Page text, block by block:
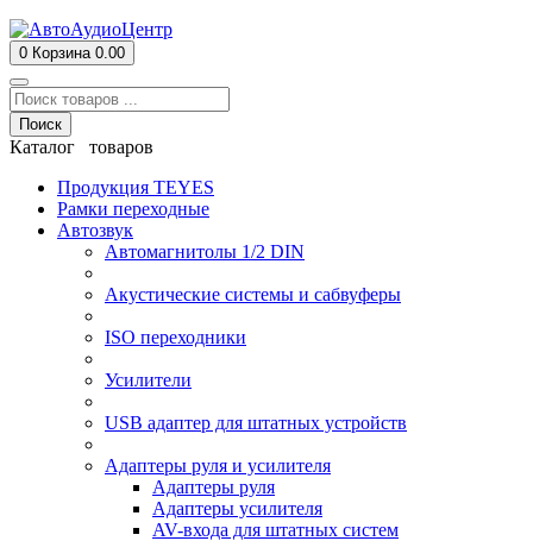
0 Корзина 0.00
Поиск
Каталог товаров
Продукция TEYES
Рамки переходные
Автозвук
Автомагнитолы 1/2 DIN
Акустические системы и сабвуферы
ISO переходники
Усилители
USB адаптер для штатных устройств
Адаптеры руля и усилителя
Адаптеры руля
Адаптеры усилителя
AV-входа для штатных систем